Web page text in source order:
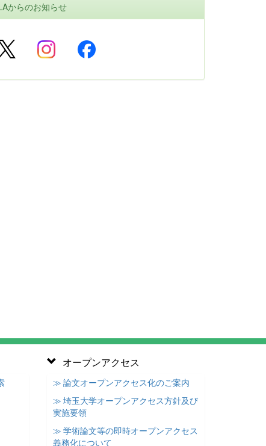
からのお知らせ
オープンアクセス
≫ 論文オープンアクセス化のご案内
≫ 埼玉大学オープンアクセス方針及び
実施要領
≫ 学術論文等の即時オープンアクセス
義務化について